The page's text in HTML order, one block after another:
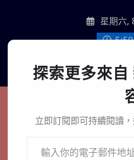
content
星期六,
聯絡我們
新
在地、記憶
探索更多來自
立即訂閱即可持續閱讀